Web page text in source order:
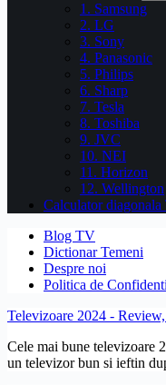
1. Samsung
2. LG
3. Sony
4. Panasonic
5. Philips
6. Sharp
7. Tesla
8. Toshiba
9. JVC
10. NEI
11. Horizon
12. Wellington
Calculator
Blog TV
Dictionar Temeni
Despre noi
Politica de
Televizoare 2024 -
Cele mai bune televizoare
un televizor bun si ieftin